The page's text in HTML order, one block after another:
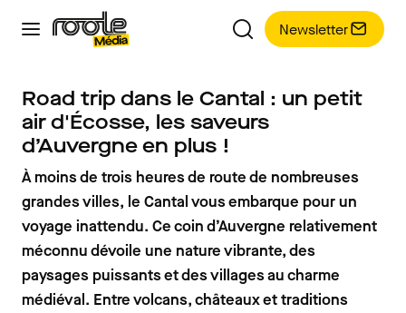
Newsletter
Road trip dans le Cantal : un petit
air d'Écosse, les saveurs
d’Auvergne en plus !
À moins de trois heures de route de nombreuses
grandes villes, le Cantal vous embarque pour un
voyage inattendu. Ce coin d’Auvergne relativement
méconnu dévoile une nature vibrante, des
paysages puissants et des villages au charme
médiéval. Entre volcans, châteaux et traditions